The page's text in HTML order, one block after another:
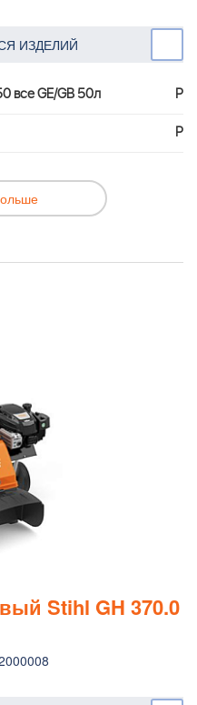
ИЗДЕЛИЙ
все GE/GB 50л
Р
Р
Stihl GH 370.0